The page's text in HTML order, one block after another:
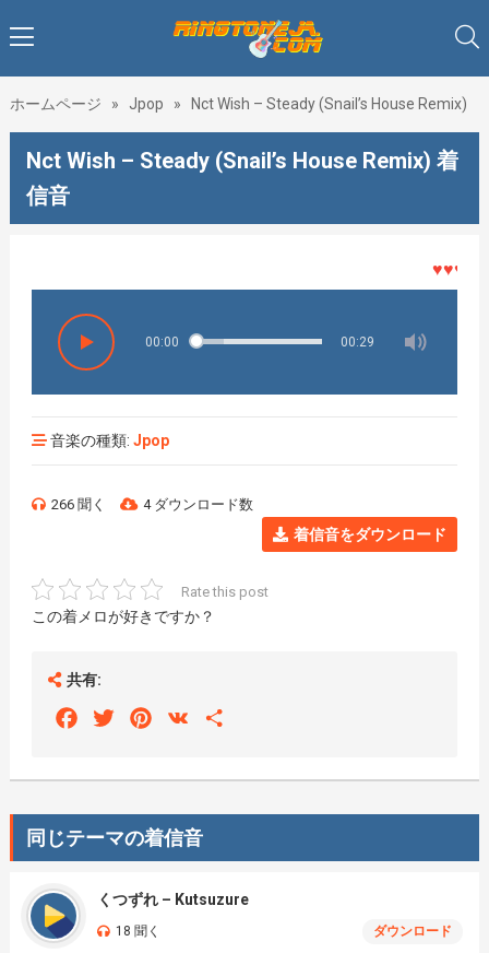
ホームページ » Jpop » Nct Wish – Steady (Snail’s House Remix)
Nct Wish – Steady (Snail’s House Remix) 着
信音
♥♥♥着メ
00:00 00:29
音楽の種類: Jpop
266 聞く 4 ダウンロード数
着信音をダウンロード
Rate this post
この着メロが好きですか？
共有:
FacebookTwitterPinterest
VK
同じテーマの着信音
くつずれ – Kutsuzure
18 聞く ダウンロード